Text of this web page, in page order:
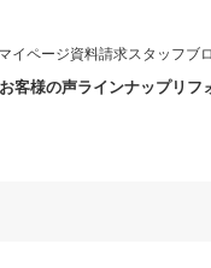
客様の声ラインナップリフ
イページ資料請求スタッフブ